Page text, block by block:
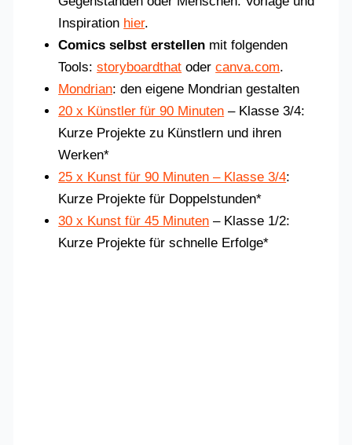
Inspiration hier.
Comics selbst erstellen mit folgenden
Tools:storyboardthat odercanva.com.
Mondrian: den eigene Mondrian gestalten
20 x Künstler für 90 Minuten – Klasse 3/4:
Kurze Projekte zu Künstlern und ihren
Werken*
25 x Kunst für 90 Minuten – Klasse 3/4:
Kurze Projekte für Doppelstunden*
30 x Kunst für 45 Minuten – Klasse 1/2:
Kurze Projekte für schnelle Erfolge*